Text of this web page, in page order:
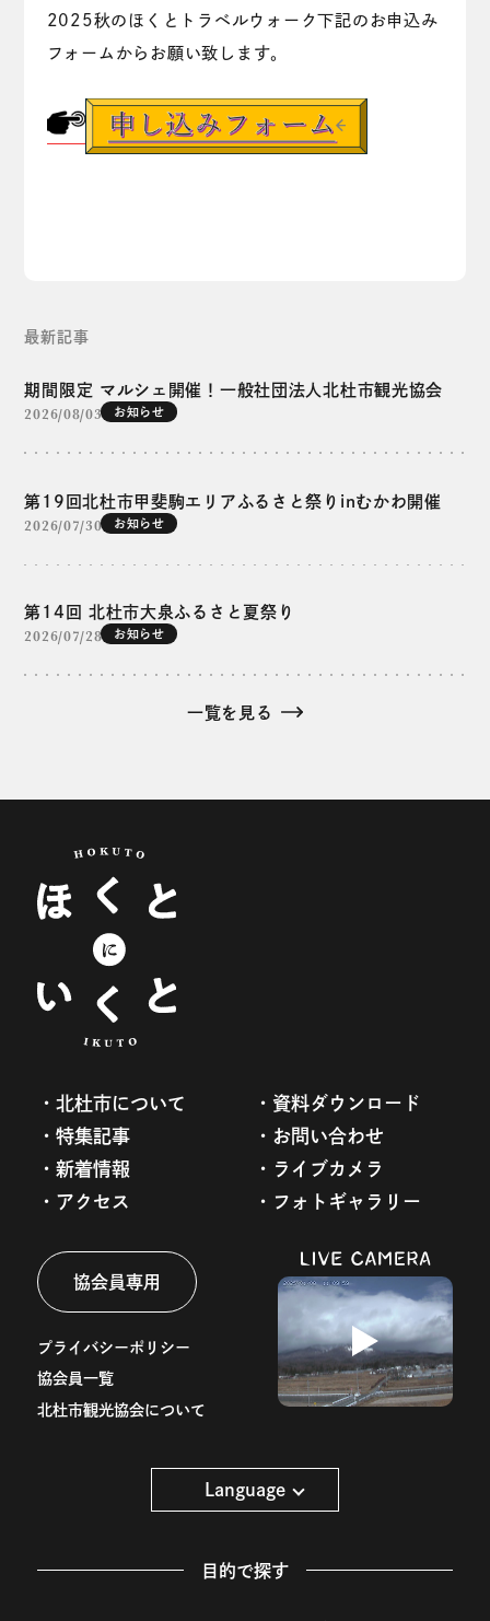
2025秋のほくとトラベルウォーク下記のお申込み
フォームからお願い致します。
最新記事
期間限定 マルシェ開催！一般社団法人北杜市観光協会
2026/08/03 お知らせ
第19回北杜市甲斐駒エリアふるさと祭りinむかわ開催
2026/07/30 お知らせ
第14回 北杜市大泉ふるさと夏祭り
2026/07/28 お知らせ
一覧を見る
北杜市について
資料ダウンロード
特集記事
お問い合わせ
新着情報
ライブカメラ
アクセス
フォトギャラリー
協会員専用
プライバシーポリシー
協会員一覧
北杜市観光協会について
Language
目的で探す